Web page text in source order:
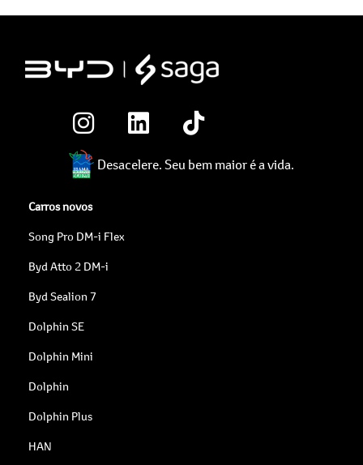
Desacelere. Seu bem maior é a vida.
Carros novos
Song Pro DM-i Flex
Byd Atto 2 DM-i
Byd Sealion 7
Dolphin SE
Dolphin Mini
Dolphin
Dolphin Plus
HAN